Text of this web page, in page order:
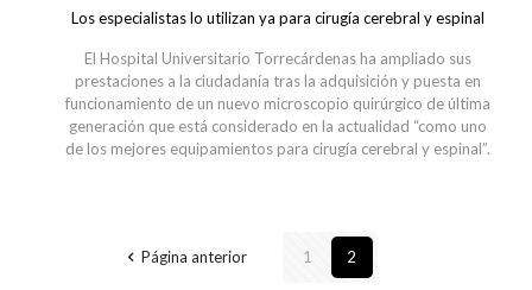
Los especialistas lo utilizan ya para cirugía cerebral y espinal
El Hospital Universitario Torrecárdenas ha ampliado sus
prestaciones a la ciudadanía tras la adquisición y puesta en
funcionamiento de un nuevo microscopio quirúrgico de última
generación que está considerado en la actualidad “como uno
de los mejores equipamientos para cirugía cerebral y espinal”.
Página anterior 1 2